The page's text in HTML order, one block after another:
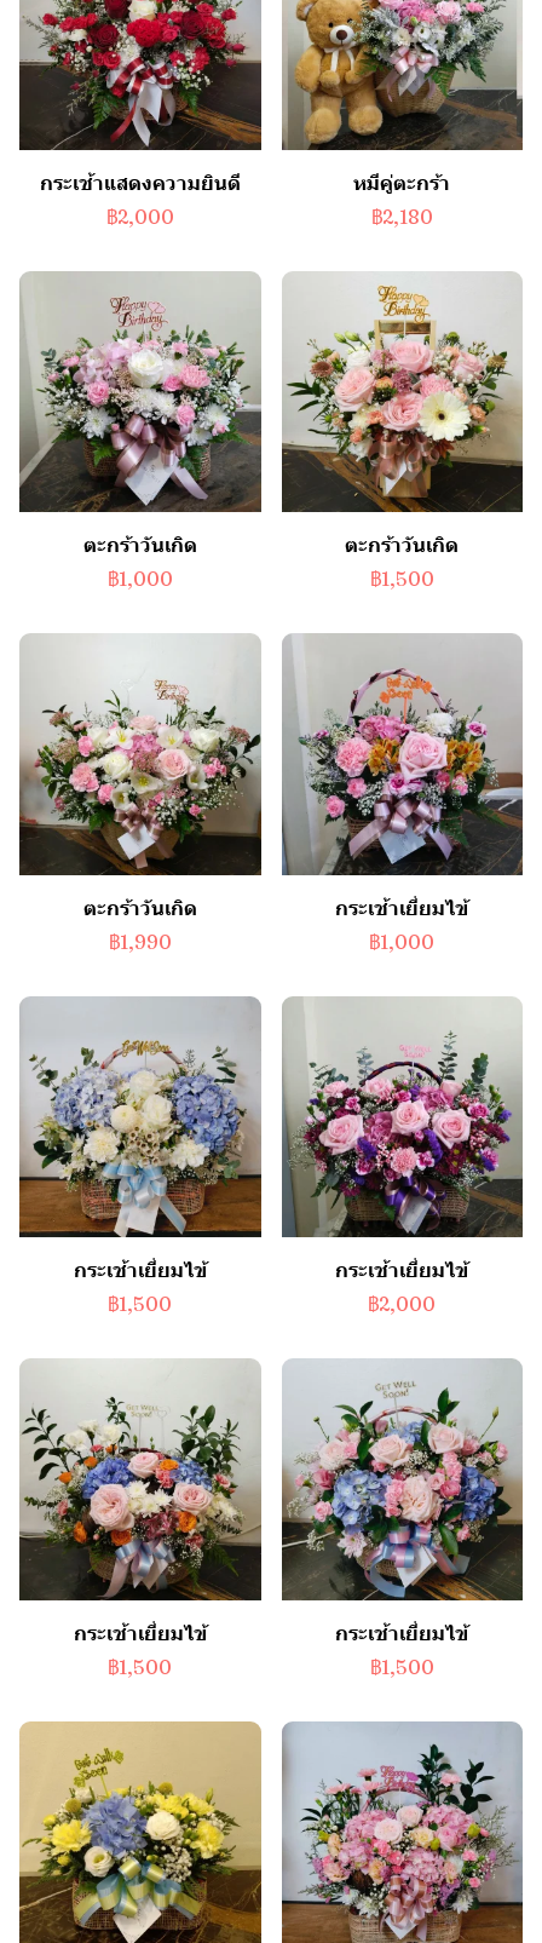
กระเช้าแสดงความยินดี
฿2,000
หมีคู่ตะกร้า
฿2,180
ตะกร้าวันเกิด
฿1,000
ตะกร้าวันเกิด
฿1,500
ตะกร้าวันเกิด
฿1,990
กระเช้าเยี่ยมไข้
฿1,000
กระเช้าเยี่ยมไข้
฿1,500
กระเช้าเยี่ยมไข้
฿2,000
กระเช้าเยี่ยมไข้
฿1,500
กระเช้าเยี่ยมไข้
฿1,500